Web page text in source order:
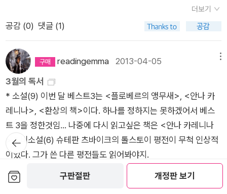
구판절판 개정판 보기
하려 했을 것이다. 나는 얼핏 스쳐보았을테지만, 동생을 알아보지
는 못했다. 그 버스가 종점 근처인 우리 집 앞까지 와서 내릴 때까
지. 아니 버스를 내려서도 동생이 뒤에서 내 등을 짝! 하고 때리
며, '오빠야!' 하고 부를 때까지 못 알아봤다. 아니 목소리는 분명
동생 목소리임을 알아봤지만, 그 화장한 얼굴이 동생임은 얼굴을
보고도 못 알아챘다. 엄마를 못 알아본 것도 비슷하다. 휴일이었
고, 내가 집에서 낮잠을 자고 있는 동안 엄마는 시장을 가셨다. 집
으로 전화해서 짐이 많으니 시장으로 나와달라는 전화를 받고, 옷
을 주워입고 시장을 향했다. 재래시장 입구에서 만나기로 해서 기
다리고 있었는데, 나를 알아보고 다가오는 엄마를 보고서도 나는
알아보지 못했다. 익숙하지 않은 옷이어서 그랬을 수도, 엄마 역
시 집에서와 달리 조금은 화장을 하고 있어서 그랬을 수도 있다.
암튼 못 알아봤다.언젠가 전유성씨의 딸이 '아빠가 딸을 못 알아
부터 썩게 만들어 끝내는 죽게 할 독이 자기 내부에 고여 있다는
것을 자각한다. 그리고 하루하루 들숨을 통해 육체에 축적됐다고
생각한 그 독의 근원이 사실은 자기 자신이라는 것을, 날숨으로
세상의 대기 속에 토해져 나온 독이 다시 자기 안으로 들어와 부
글부글 끓으며 더 많은 독을 증식시킨다는 것을, 인간은 독을 생
산하는 거대한 공장이며 세상은 그 독이 유통되는 거대한 시장이
라는 것을 깨닫는다. 그러나 이제 인간의 독과 세상의 독은 닭과
달걀처럼 그 인과관계를 따지는 것이 무의미할 만큼 긴밀하게 악
영향을 주고받는다. 펼친 부분 접기 ▲아아, 잠이 깬다 잠이 깨...
잠이 확 깬다... 이승우가 두 권이나... 물론 이 소설도 이번에 새로
나온 소설은 아니고 1995년에 초판이 나온 책이란다. 아 궁금하
다 궁금하다. 이승우...아 오랜만이다 이승우. 나는 이승우를 정말
좋아하는데 아직 그의 전작품을 다 읽진 못했다. 이승우를 위해서
어 훨씬 깔끔하게 내용을 전개시키는 걸 본다. Wicked City는
그런 점에서는 낮은 점수를 줄 수 밖에 없는데, 물론 재미가 없어
것을 보면 완성도가 좀 떨어진다는 생각을 하게된다.첫 권에서 맺
어진 인간 Black Guard요원과 마계의 Black Guard요원 Maki
e 사이에서 태어날 아이를 둘러싼 전쟁이 주된 내용인데, 이들을
보호하기 위해 일본에 모인 세계 최고의 정예요원들이, 주인공보
다 강함에도 불구하고 하나씩 죽어나가는 걸 보면 뭔가 설득력도
떨어지고, 큰 재미를 주지는 못했다. 다음 권이 지금까지 나온 마
지막 편이다. 그걸로 끝. 작년 할인 때 구입한 60여권 중에서 이
제 겨우 1/3을 넘겼다. exclusively운동할 때만 읽는 책이 되어
버려서 그런 진도가 나온 듯. 왠지 이 녀석을 다 읽고 마저 남은
전집까지 다 보아야만 다른 작가의 전집을 사들일 수 있을 것 같
큰딸도, 오늘 아침 OT로 서울 갔으니오늘밤 딸들이 돌아오기까
지는 마음을 놓지 못하겠다. 대학만 졸업시키면 엄마에게 경제적
그래서 내 주머니는 희망이 안 보이고.... ㅠ 자식에게 돈 벌어오
라고 키우는 건 아니지만, 우리 땐 당연히 돈을 벌어 부모님께 드
렸다.나도 고등학교 졸업하고 직장에 다니며 집 장만을 도왔고,
동생 학비도 보탰다.우리 딸은 저 하고 싶은 거 하느라 보탬이 되
지 않아 괘씸하지만, 그렇게 살라고 요구할 수도 없다.나도 올해
방송대 교육학과 3학년에 편입해서 우리집엔 14학번이 셋이
다. 남편은 지방근무라 한 달에 한 번이나 오고, 아들은 군대 가
있어 6주마다 휴가 오고,두 딸들은 대학 기숙사에 들어가 있을 테
니,전생에 나라를 구한 여자 순오기 여사는 혼자 돈벌면서 짬짬이
공부나 해야겠다. 저희들도 하고 싶은 거 제대로 못하고 살지만앞
더보기
공감 (0) 댓글 (1)
readingemma 2013-04-05
3월의 독서
* 소설(9) 이번 달 베스트3는 <플로베르의 앵무새>, <안나 카
레니나>, <환상의 책>이다. 하나를 정하지는 못하겠어서 베스
트 3을 정한것임... 나중에 다시 읽고싶은 책은 <안나 카레니나
>.* 비소설(6) 슈테판 츠바이크의 톨스토이 평전이 무척 인상적
이었다. 그가 쓴 다른 평전들도 읽어봐야지.
더보기
뒤로가
기